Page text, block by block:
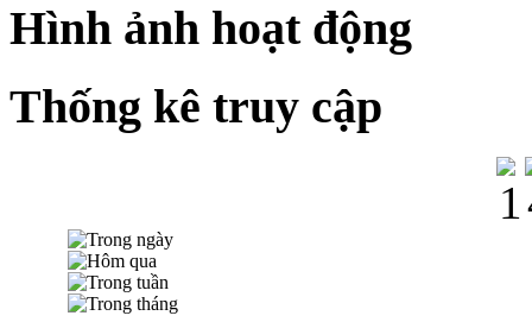
Hình ảnh hoạt động
Thống kê truy cập